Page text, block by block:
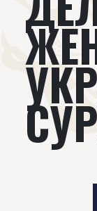
Издательство
Проекты
Книги